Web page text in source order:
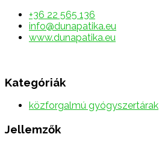
+36 22 565 136
info@dunapatika.eu
www.dunapatika.eu
Kategóriák
közforgalmú gyógyszertárak
Jellemzők